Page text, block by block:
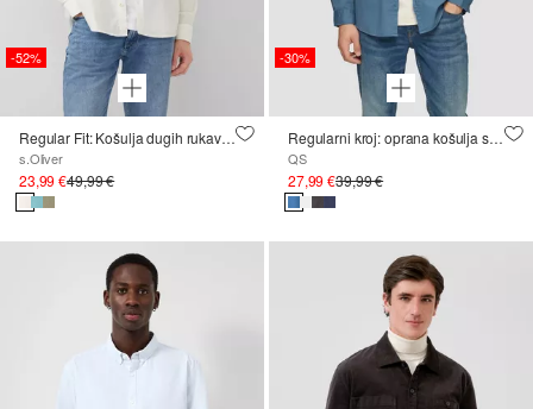
-52%
Regular Fit: Košulja dugih rukava od obojene tkanine s ovratnikom s gumbima
s.Oliver
23,99 €49,99 €
-30%
Regularni kroj: oprana košulja s vezom
QS
27,99 €39,99 €